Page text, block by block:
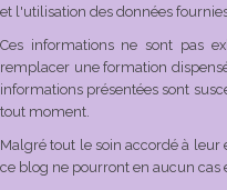
et l'utilisation des données
Ces informations ne sont pas
remplacer une formation
informations présentées sont
tout moment.
Malgré tout le soin accordé à
ce blog ne pourront en aucun cas